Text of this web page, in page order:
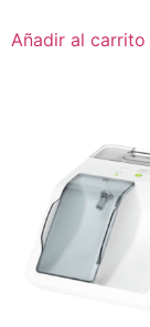
Añadir al carrito